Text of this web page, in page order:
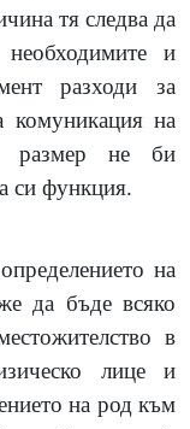
тя следва да
и
разходи за
комуникация на
размер не би
си функция.
на
да бъде всяко
в
лице и
на род към